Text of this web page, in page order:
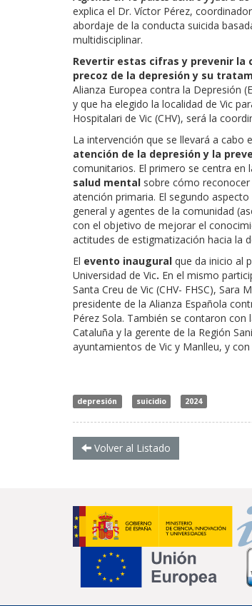
explica el Dr. Víctor Pérez,
abordaje de la conducta suicida
multidisciplinar.
Revertir estas cifras y prevenir la
precoz de la depresión y su
Alianza Europea contra la Depresión
y que ha elegido la localidad de Vic
Hospitalari de Vic (CHV), será la
La intervención que se llevará a cabo
atención de la depresión y la
comunitarios. El primero se centra en
salud mental sobre cómo
atención primaria. El segundo aspecto
general y agentes de la comunidad
con el objetivo de mejorar el
actitudes de estigmatización hacia la
El evento inaugural que da inicio al
Universidad de Vic. En el mismo
Santa Creu de Vic (CHV- FHSC),
presidente de la Alianza Española
Pérez Sola. También se contaron con
Cataluña y la gerente de la Región
ayuntamientos de Vic y Manlleu, y
depresión suicidio 2024
Volver al Listado